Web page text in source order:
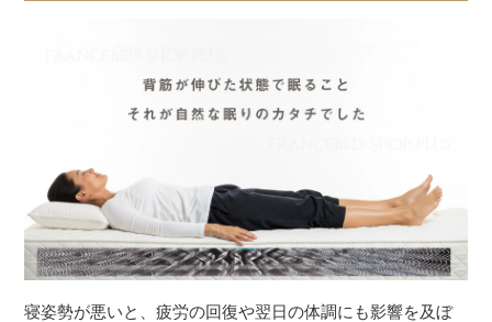
寝姿勢が悪いと、疲労の回復や翌日の体調にも影響を及ぼ